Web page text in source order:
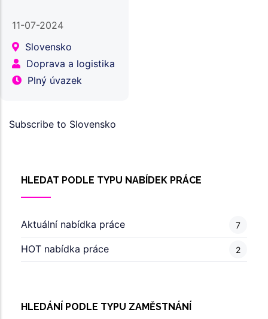
11-07-2024
Slovensko
Doprava a logistika
Plný úvazek
Subscribe to Slovensko
HLEDAT PODLE TYPU NABÍDEK PRÁCE
Aktuální nabídka práce 7
HOT nabídka práce 2
HLEDÁNÍ PODLE TYPU ZAMĚSTNÁNÍ